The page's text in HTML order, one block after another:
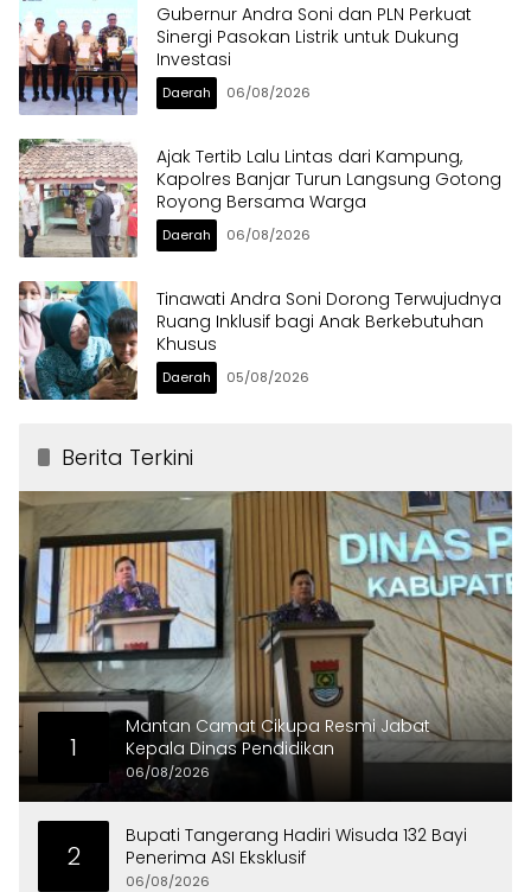
Gubernur Andra Soni dan PLN Perkuat
Sinergi Pasokan Listrik untuk Dukung
Investasi
Daerah 06/08/2026
Ajak Tertib Lalu Lintas dari Kampung,
Kapolres Banjar Turun Langsung Gotong
Royong Bersama Warga
Daerah 06/08/2026
Tinawati Andra Soni Dorong Terwujudnya
Ruang Inklusif bagi Anak Berkebutuhan
Khusus
Daerah 05/08/2026
Berita Terkini
1
Mantan Camat Cikupa Resmi Jabat
Kepala Dinas Pendidikan
06/08/2026
2
Bupati Tangerang Hadiri Wisuda 132 Bayi
Penerima ASI Eksklusif
06/08/2026